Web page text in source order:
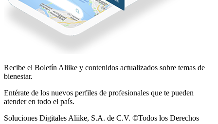
Recibe el BoletínAliike y contenidos actualizados sobre temas de
bienestar.
Entérate de los nuevos perfiles de profesionales que te pueden
atender en todo el país.
Soluciones Digitales Aliike, S.A. de C.V. ©Todos los Derechos